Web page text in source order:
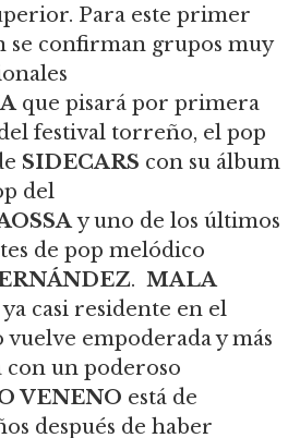
Para este primer
se confirman grupos muy
que pisará por primera
festival torreño, el pop
SIDECARS con su álbum
del
y uno de los últimos
de pop melódico
. MALA
ya casi residente en el
vuelve empoderada y más
un poderoso
VENENO está de
después de haber